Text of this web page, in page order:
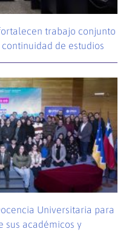
trabajo conjunto
de estudios
Universitaria para
sus académicos y